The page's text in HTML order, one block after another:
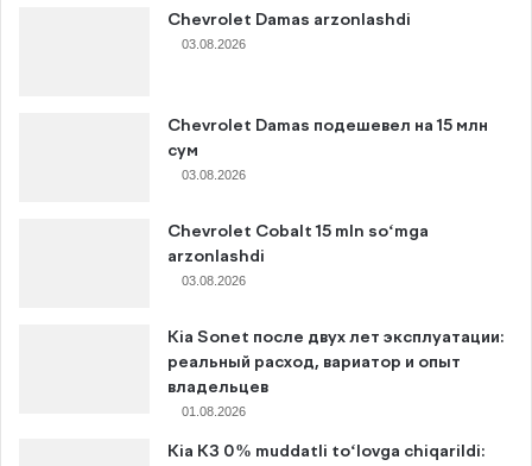
Chevrolet Damas arzonlashdi
03.08.2026
Chevrolet Damas подешевел на 15 млн
сум
03.08.2026
Chevrolet Cobalt 15 mln so‘mga
arzonlashdi
03.08.2026
Kia Sonet после двух лет эксплуатации:
реальный расход, вариатор и опыт
владельцев
01.08.2026
Kia K3 0% muddatli to‘lovga chiqarildi: